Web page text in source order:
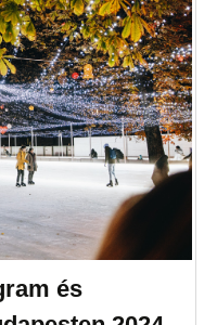
és